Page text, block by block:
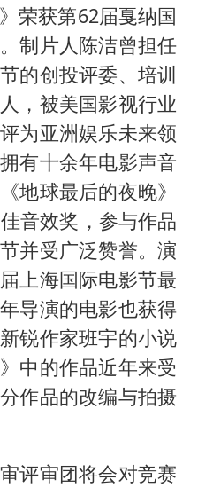
荣获第62届戛纳国
制片人陈洁曾担任
的创投评委、培训
，被美国影视行业
为亚洲娱乐未来领
有十余年电影声音
地球最后的夜晚》
音效奖，参与作品
并受广泛赞誉。演
上海国际电影节最
导演的电影也获得
锐作家班宇的小说
中的作品近年来受
作品的改编与拍摄
评审团将会对竞赛